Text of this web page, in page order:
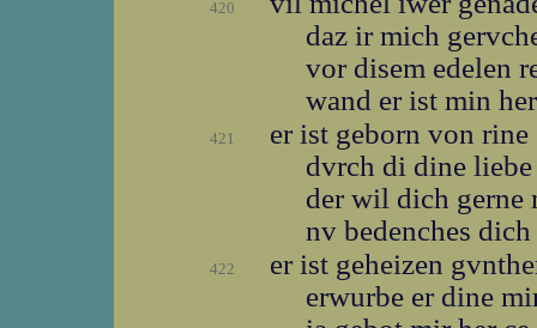
420
daz ir mich
vor disem edelen
wand er ist min
421 er ist geborn von rine
dvrch di dine
der wil dich gerne
nv bedenches
422
er ist geheizen
erwurbe er dine